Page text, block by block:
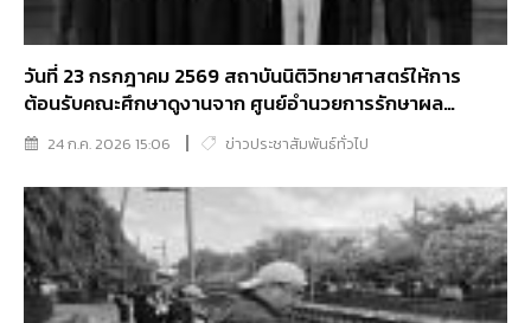
วันที่ 23 กรกฎาคม 2569 สถาบันนิติวิทยาศาสตร์ให้การ
ต้อนรับคณะศึกษาดูงานจาก ศูนย์อำนวยการรักษาผล
ประโยชน์ของชาติทางทะเล (ศรชล)
24 ก.ค. 2026 15:06 ข่าวประชาสัมพันธ์ทั่วไป